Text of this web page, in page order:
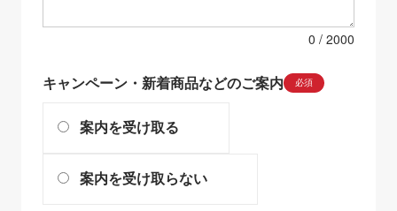
0
キャンペーン・新着商品などのご案内 必須
案内を受け取る
案内を受け取らない